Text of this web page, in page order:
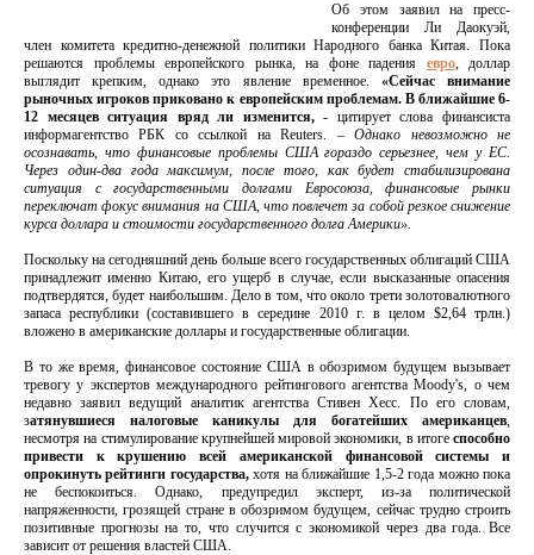
Об этом заявил на пресс-
конференции Ли Даокуэй,
член комитета кредитно-денежной политики Народного банка Китая. Пока
решаются проблемы европейского рынка, на фоне падения евро, доллар
выглядит крепким, однако это явление временное. «Сейчас внимание
рыночных игроков приковано к европейским проблемам. В ближайшие 6-
12 месяцев ситуация вряд ли изменится,- цитирует слова финансиста
информагентство РБК со ссылкой на Reuters. –Однако невозможно не
осознавать, что финансовые проблемы США гораздо серьезнее, чем у ЕС.
Через один-два года максимум, после того, как будет стабилизирована
ситуация с государственными долгами Евросоюза, финансовые рынки
переключат фокус внимания на США, что повлечет за собой резкое снижение
курса доллара и стоимости государственного долга Америки».
Поскольку на сегодняшний день больше всего государственных облигаций США
принадлежит именно Китаю, его ущерб в случае, если высказанные опасения
подтвердятся, будет наибольшим. Дело в том, что около трети золотовалютного
запаса республики (составившего в середине 2010 г. в целом $2,64 трлн.)
вложено в американские доллары и государственные облигации.
В то же время, финансовое состояние США в обозримом будущем вызывает
тревогу у экспертов международного рейтингового агентства Moody's, о чем
недавно заявил ведущий аналитик агентства Стивен Хесс. По его словам,
затянувшиеся налоговые каникулы для богатейших американцев,
несмотря на стимулирование крупнейшей мировой экономики, в итоге способно
привести к крушению всей американской финансовой системы и
опрокинуть рейтинги государства,хотя на ближайшие 1,5-2 года можно пока
не беспокоиться. Однако, предупредил эксперт, из-за политической
напряженности, грозящей стране в обозримом будущем, сейчас трудно строить
позитивные прогнозы на то, что случится с экономикой через два года. Все
зависит от решения властей США.